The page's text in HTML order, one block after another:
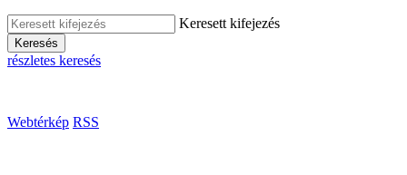
Keresett kifejezés
Keresés
részletes keresés
Webtérkép RSS